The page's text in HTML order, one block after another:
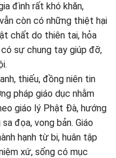
đình rất khó khăn,
còn có những thiệt hại
chất do thiên tai, hỏa
sự chung tay giúp đỡ,
thiếu, đồng niên tin
pháp giáo dục nhằm
giáo lý Phật Đà, hướng
đọa, vong bản. Giáo
hạnh từ bi, huân tập
xứ, sống có mục